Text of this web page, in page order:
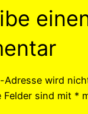
Adresse wird
Felder sind mit *